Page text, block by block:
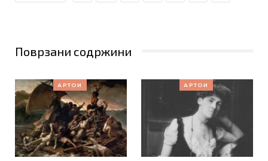
Поврзани содржини
АРТОИ АРТОИ